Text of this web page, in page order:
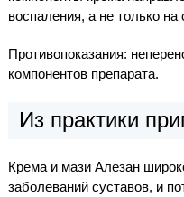
воспаления, а не только на
Противопоказания:
компонентов препарата.
Из практики
Крема и мази Алезан
заболеваний суставов, и